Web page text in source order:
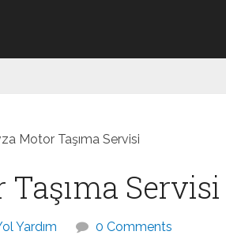
Motor Taşıma Servisi
Servisi
Yardım 0 Comments